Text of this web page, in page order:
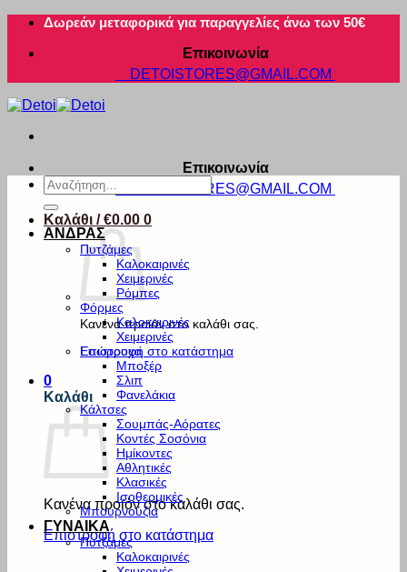
Μετάβαση
περιεχόμενο
Δωρεάν μεταφορικά για παραγγελίες άνω των 50€
Επικοινωνία
DETOISTORES@GMAIL.COM
Επικοινωνία
DETOISTORES@GMAIL.COM
Καλάθι /€0.00 0
Κανένα προϊόν στο καλάθι σας.
Επιστροφή στο κατάστημα
0
Καλάθι
Κανένα προϊόν στο καλάθι σας.
Επιστροφή στο κατάστημα
Αναζήτηση
για:
ΑΝΔΡΑΣ
Πυτζάμες
Καλοκαιρινές
Χειμερινές
Ρόμπες
Φόρμες
Καλοκαιρινές
Χειμερινές
Εσώρουχα
Μποξέρ
Σλιπ
Φανελάκια
Κάλτσες
Σουμπάς-Αόρατες
Κοντές Σοσόνια
Ημίκοντες
Αθλητικές
Κλασικές
Ισοθερμικές
Μπουρνούζια
ΓΥΝΑΙΚΑ
Πυτζάμες
Καλοκαιρινές